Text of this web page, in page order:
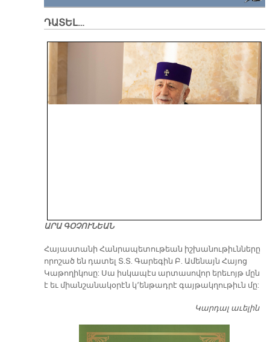
ԴԱՏԵԼ…
ԱՐԱ ԳՕՉՈՒՆԵԱՆ
​Հայաստանի Հանրապետութեան իշխանութիւնները
որոշած են դատել Տ.Տ. Գարեգին Բ. Ամենայն Հայոց
Կաթողիկոսը: Սա իսկապէս արտասովոր երեւոյթ մըն
է եւ միանշանակօրէն կ՚ենթադրէ գայթակղութիւն մը:
Կարդալ աւելին